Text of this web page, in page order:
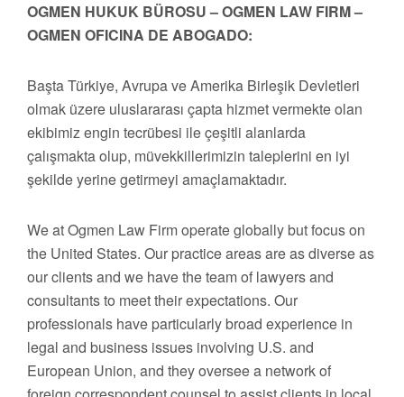
OGMEN HUKUK BÜROSU – OGMEN LAW FIRM –
OGMEN OFICINA DE ABOGADO:
Başta Türkiye, Avrupa ve Amerika Birleşik Devletleri
olmak üzere uluslararası çapta hizmet vermekte olan
ekibimiz engin tecrübesi ile çeşitli alanlarda
çalışmakta olup, müvekkillerimizin taleplerini en iyi
şekilde yerine getirmeyi amaçlamaktadır.
We at Ogmen Law Firm operate globally but focus on
the United States. Our practice areas are as diverse as
our clients and we have the team of lawyers and
consultants to meet their expectations. Our
professionals have particularly broad experience in
legal and business issues involving U.S. and
European Union, and they oversee a network of